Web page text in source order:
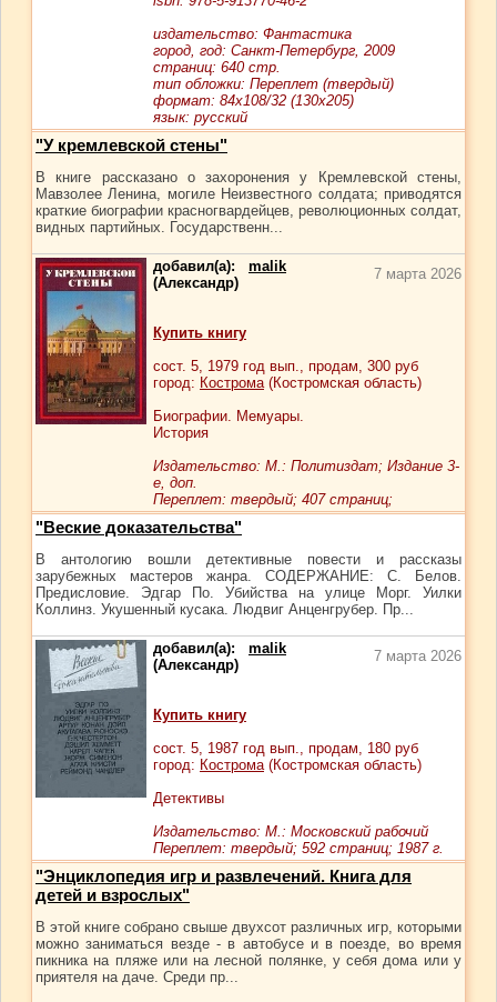
издательство: Фантастика
город, год: Санкт-Петербург, 2009
страниц: 640 стр.
тип обложки: Переплет (твердый)
формат: 84x108/32 (130x205)
язык: русский
"У кремлевской стены"
В книге рассказано о захоронения у Кремлевской стены,
Мавзолее Ленина, могиле Неизвестного солдата; приводятся
краткие биографии красногвардейцев, революционных солдат,
видных партийных. Государственн...
добавил(а): malik
(Александр)
7 марта 2026
Купить книгу
сост. 5, 1979 год вып., продам, 300 руб
город: Кострома(Костромская область)
Биографии. Мемуары.
История
Издательство: М.: Политиздат; Издание 3-
е, доп.
Переплет: твердый; 407 страниц;
"Веские доказательства"
В антологию вошли детективные повести и рассказы
зарубежных мастеров жанра. СОДЕРЖАНИЕ: С. Белов.
Предисловие. Эдгар По. Убийства на улице Морг. Уилки
Коллинз. Укушенный кусака. Людвиг Анценгрубер. Пр...
добавил(а): malik
(Александр)
7 марта 2026
Купить книгу
сост. 5, 1987 год вып., продам, 180 руб
город: Кострома(Костромская область)
Детективы
Издательство: М.: Московский рабочий
Переплет: твердый; 592 страниц; 1987 г.
"Энциклопедия игр и развлечений. Книга для
детей и взрослых"
В этой книге собрано свыше двухсот различных игр, которыми
можно заниматься везде - в автобусе и в поезде, во время
пикника на пляже или на лесной полянке, у себя дома или у
приятеля на даче. Среди пр...